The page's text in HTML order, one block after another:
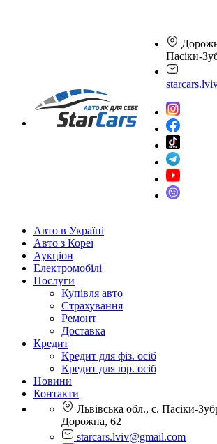
Пасіки-
Авто в Україні
Авто з Кореї
Аукціон
Електромобілі
Послуги
Купівля авто
Страхування
Ремонт
Доставка
Кредит
Кредит для фіз. осіб
Кредит для юр. осіб
Новини
Контакти
Львівська обл., с. Пасіки-
Дорожна, 62
starcars.lviv@gmail.com